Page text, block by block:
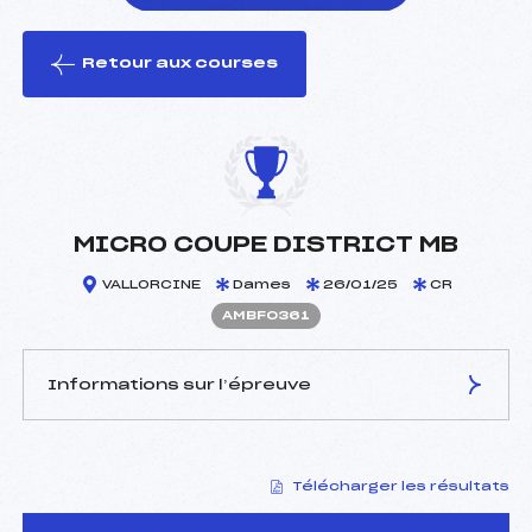
le ski
Retour aux courses
MICRO COUPE DISTRICT MB
VALLORCINE Dames 26/01/25 CR
AMBF0361
Informations sur l’épreuve
AUDIBERT JEREMY (MB)
Arbitre :
BALMAT JEROME (MB)
Télécharger les résultats